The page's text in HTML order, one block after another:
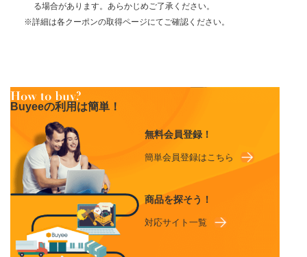
る場合があります。あらかじめご了承ください。
※詳細は各クーポンの取得ページにてご確認ください。
Buyeeの利用は簡単！
無料会員登録！
簡単会員登録はこちら
商品を探そう！
対応サイト一覧